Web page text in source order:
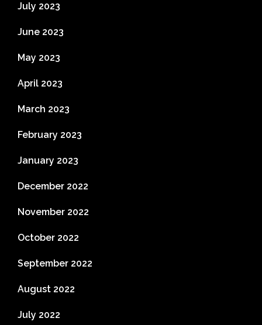
July 2023
June 2023
May 2023
April 2023
March 2023
February 2023
January 2023
December 2022
November 2022
October 2022
September 2022
August 2022
July 2022